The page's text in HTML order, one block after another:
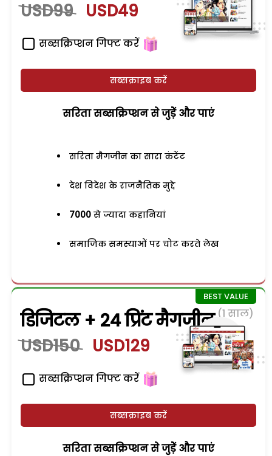
USD99 USD49
सब्सक्रिप्शन गिफ्ट करें
सब्सक्राइब करें
सरिता सब्सक्रिप्शन से जुड़ेें और पाएं
सरिता मैगजीन का सारा कंटेंट
देश विदेश के राजनैतिक मुद्दे
7000 से ज्यादा कहानियां
समाजिक समस्याओं पर चोट करते लेख
डिजिटल + 24 प्रिंट मैगजीन (1 साल)
USD150 USD129
सब्सक्रिप्शन गिफ्ट करें
सब्सक्राइब करें
सरिता सब्सक्रिप्शन से जुड़ेें और पाएं